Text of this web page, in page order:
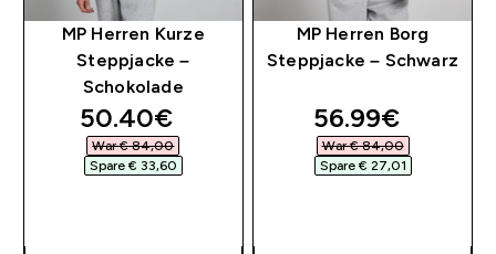
MP Herren Kurze
Steppjacke –
Schokolade
discounted price
50.40€‎
War € 84,00‎
Spare € 33,60‎
MP Herren Borg
Steppjacke – Schwarz
discounted
56.99€‎
War € 84,00‎
Spare € 27,01‎